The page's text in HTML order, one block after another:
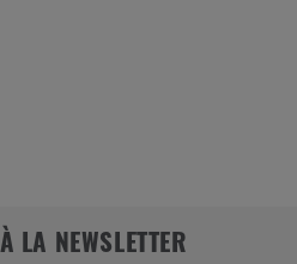
LA NEWSLETTER